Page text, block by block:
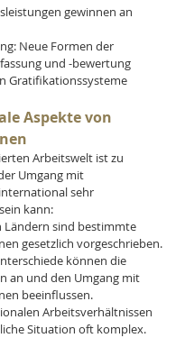
gewinnen an
Neue Formen der
und -bewertung
Gratifikationssysteme
Aspekte von
Arbeitswelt ist zu
Umgang mit
sehr
kann:
Ländern sind bestimmte
gesetzlich vorgeschrieben.
können die
an und den Umgang mit
beeinflussen.
Arbeitsverhältnissen
Situation oft komplex.